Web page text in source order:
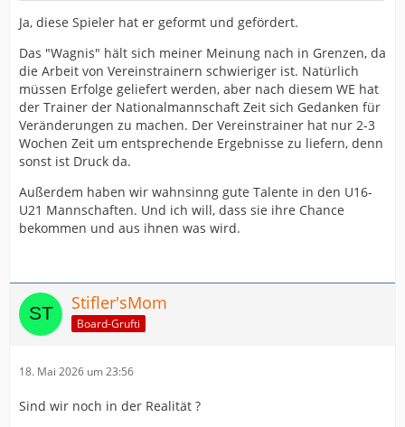
Ja, diese Spieler hat er geformt und gefördert.
Das "Wagnis" hält sich meiner Meinung nach in Grenzen, da
die Arbeit von Vereinstrainern schwieriger ist. Natürlich
müssen Erfolge geliefert werden, aber nach diesem WE hat
der Trainer der Nationalmannschaft Zeit sich Gedanken für
Veränderungen zu machen. Der Vereinstrainer hat nur 2-3
Wochen Zeit um entsprechende Ergebnisse zu liefern, denn
sonst ist Druck da.
Außerdem haben wir wahnsinng gute Talente in den U16-
U21 Mannschaften. Und ich will, dass sie ihre Chance
bekommen und aus ihnen was wird.
Stifler'sMom
Board-Grufti
18. Mai 2026 um 23:56
Sind wir noch in der Realität ?